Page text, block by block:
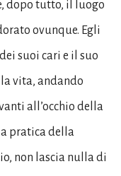
dopo tutto, il luogo
ovunque. Egli
suoi cari e il suo
vita, andando
all’occhio della
pratica della
non lascia nulla di